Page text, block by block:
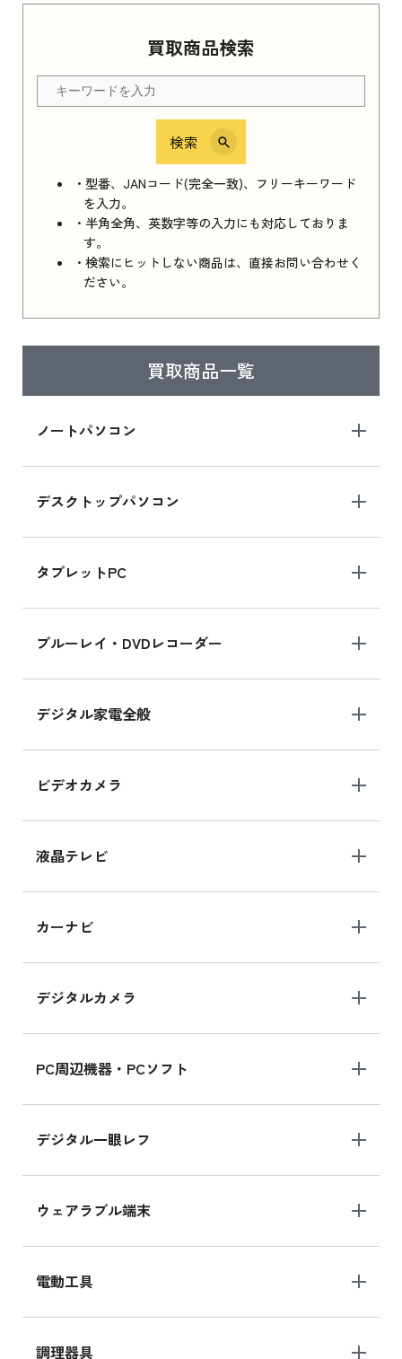
買取商品検索
検索
・型番、JANコード(完全一致)、フリーキーワード
を入力。
・半角全角、英数字等の入力にも対応しておりま
す。
・検索にヒットしない商品は、直接お問い合わせく
ださい。
買取商品一覧
ノートパソコン
デスクトップパソコン
タブレットPC
ブルーレイ・DVDレコーダー
デジタル家電全般
ビデオカメラ
液晶テレビ
カーナビ
デジタルカメラ
PC周辺機器・PCソフト
デジタル一眼レフ
ウェアラブル端末
電動工具
調理器具
Apple Watch Series 11 2025 新品買取価格はこ
ちら
iPhone 16e シリーズ 2025
iPhone 16e シリーズ 2025 新品買取価格はこち
ら
iPad 11インチ 2025年春モデル
はこちら
ら
iPad mini シリーズ 2024
iPad mini 8.3インチ の新品買取価格
iPhone 16 シリーズ
iPhone 16 の新品買取価格
iPad Air 11インチ シリーズ
iPad Air 11インチ の新品買取価格
iPhone 15 128GB シリーズ
iPhone 15 128GB の新品買取価格
MK2K3J/Aの新品買取価格はこちら